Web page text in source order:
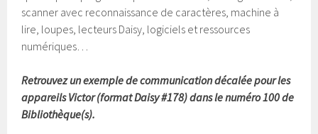
scanner avec reconnaissance de caractères, machine à
lire, loupes, lecteurs Daisy, logiciels et ressources
numériques…
Retrouvez un exemple de communication décalée pour les
appareils Victor (format Daisy #178) dans le numéro 100 de
Bibliothèque(s).